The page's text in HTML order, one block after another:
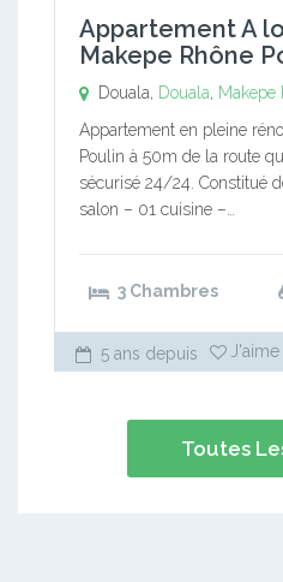
Appartement A
Makepe Rhône
Douala, Douala
Makepe
Appartement en pleine
Poulin à 50m de la route
sécurisé 24/24. Constitué
salon – 01 cuisine –…
3 Chambres
5 ans depuis J'aime
Toutes